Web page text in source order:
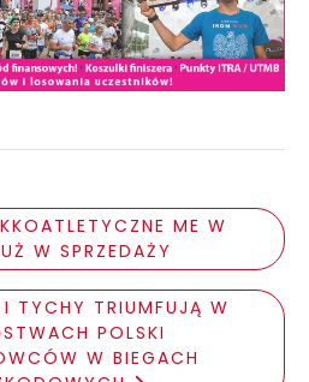
ME W
W SPRZEDAŻY
TYCHY TRIUMFUJĄ W
POLSKI
W BIEGACH